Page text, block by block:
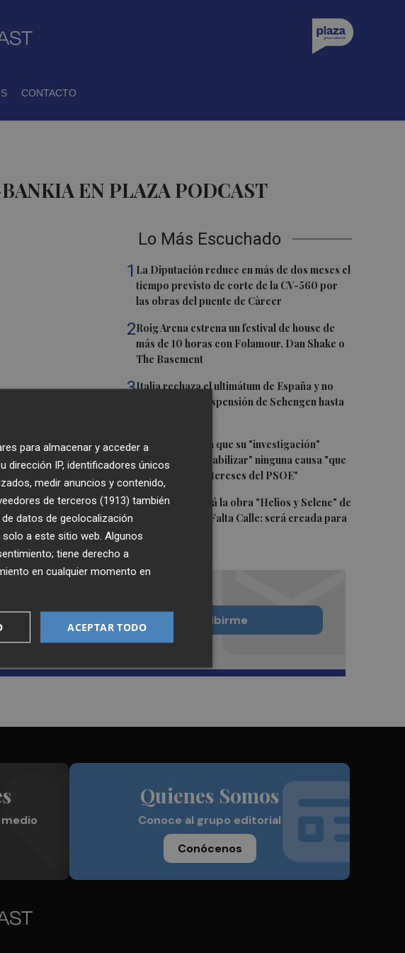
CONTACTO
EN PLAZA PODCAST
Lo Más Escuchado
1 La Diputación reduce en más de dos meses el
tiempo previsto de corte de la CV-560 por
las obras del puente de Càrcer
2Roig Arena estrena un festival de house de
más de 10 horas con Folamour, Dan Shake o
The Basement
3Italia rechaza el ultimátum de España y no
reevaluará la suspensión de Schengen hasta
4Leire Díez niega que su "investigación"
buscara "desestabilizar" ninguna causa "que
afectara a los intereses del PSOE"
5Castelló acogerá la obra "Helios y Selene" de
la compañía Te Falta Calle: será creada para
el eclipse
de
Quiero suscribirme
Quienes Somos
Conoce al grupo editorial
Conócenos
para almacenar y acceder a
dirección IP, identificadores únicos
medir anuncios y contenido,
de terceros (1913) también
datos de geolocalización
a este sitio web. Algunos
tiene derecho a
en cualquier momento en
ACEPTAR TODO